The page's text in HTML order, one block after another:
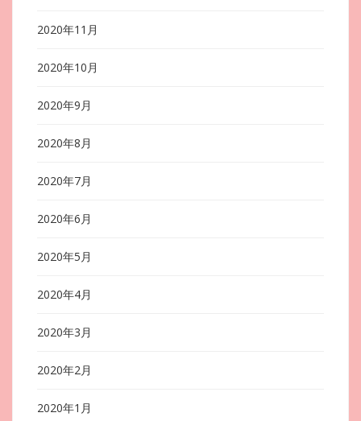
2020年11月
2020年10月
2020年9月
2020年8月
2020年7月
2020年6月
2020年5月
2020年4月
2020年3月
2020年2月
2020年1月